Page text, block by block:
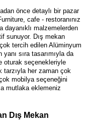
önce detaylı bir pazar
cafe - restoranınız
dayanıklı malzemelerden
sunuyor. Dış mekan
tercih edilen Alüminyum
yanı sıra tasarımıyla da
oturak seçenekleriyle
tarzıyla her zaman çok
mobilya seçeneğini
mutlaka eklemeniz
Dış Mekan